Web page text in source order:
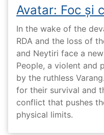
Avatar: Foc și
In the wake of the
RDA and the loss of
and Neytiri face a
People, a violent and
by the ruthless
for their survival and
conflict that pushes
physical limits.